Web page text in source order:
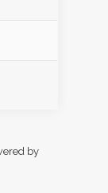
by